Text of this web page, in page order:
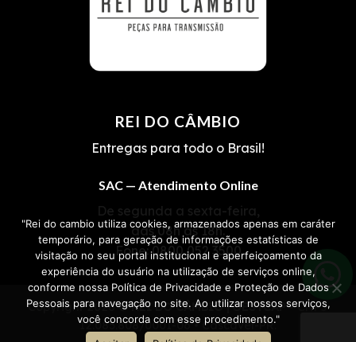
REI DO CÂMBIO
Entregas para todo o Brasil!
SAC — Atendimento Online
De segunda a sexta-feira,
das 08h às 18h.
Fone:0800 052 3500
Copyright 2026 ©REI DO CÂMBIO | OESTCAP• CNPJ
12.085.808/0001-06 • Cascavel-PR.
"Rei do cambio utiliza cookies, armazenados apenas em caráter
temporário, para geração de informações estatísticas de
visitação no seu portal institucional e aperfeiçoamento da
experiência do usuário na utilização de serviços online,
conforme nossa Política de Privacidade e Proteção de Dados
Pessoais para navegação no site. Ao utilizar nossos serviços,
você concorda com esse procedimento."